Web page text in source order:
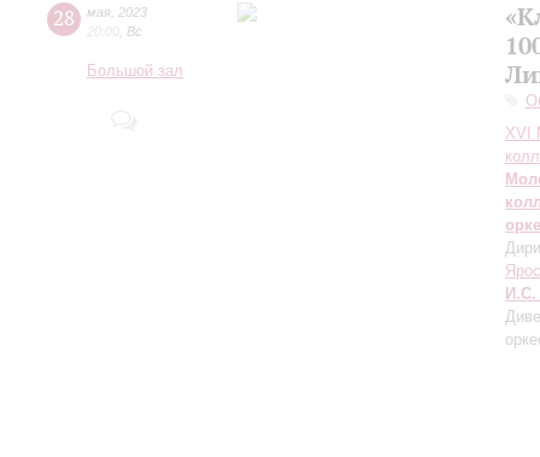
28 мая 2023
20:00 Вс
Большой зал
XVI
И.С.